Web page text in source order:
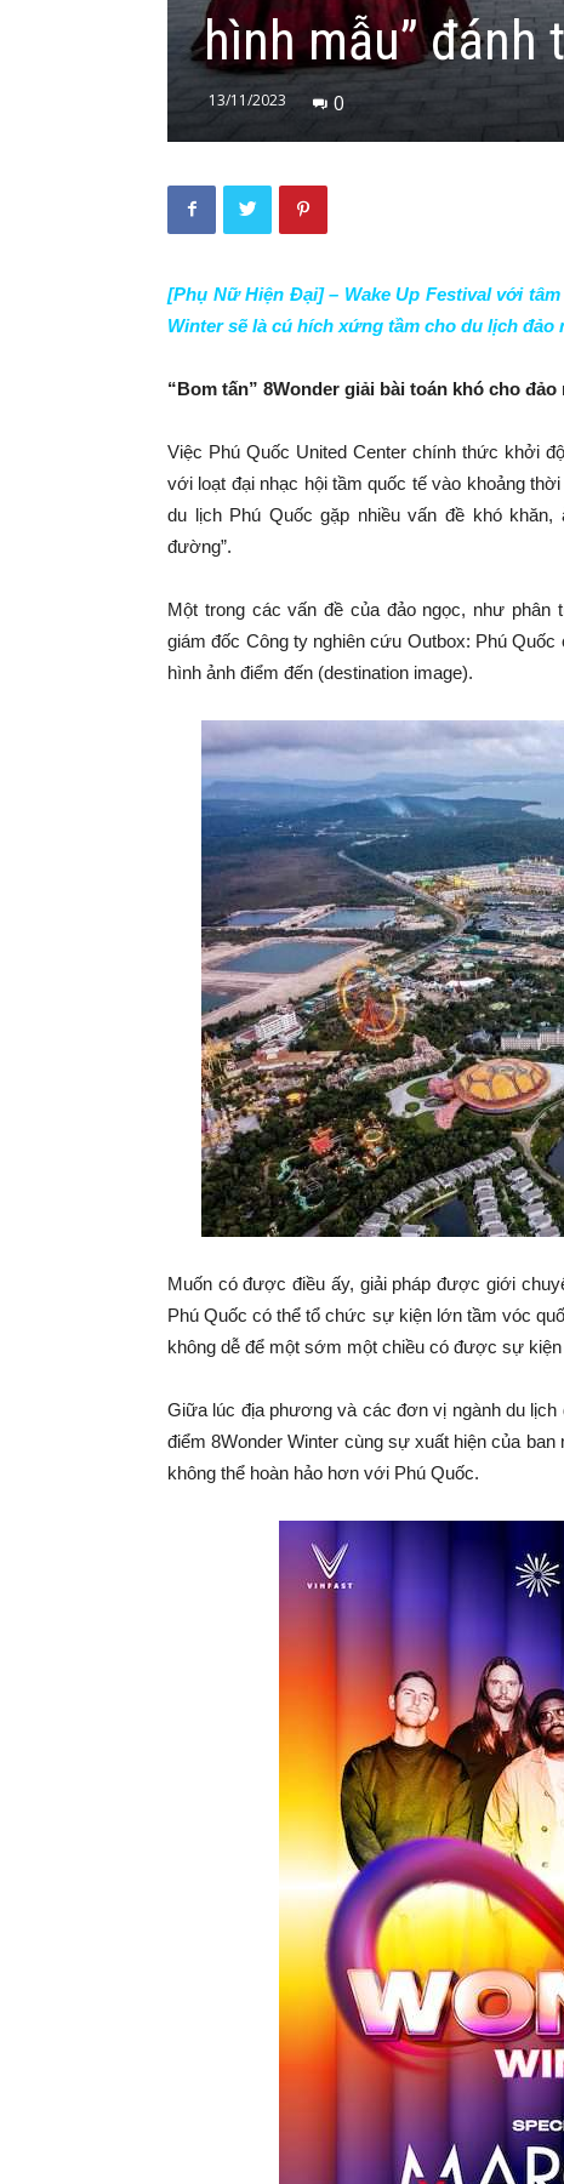
hình mẫu” đánh
13/11/2023 0
[Phụ Nữ Hiện Đại] – Wake Up Festival với
Winter sẽ là cú hích xứng tầm cho du lịch
“Bom tấn” 8Wonder giải bài toán khó cho đảo
Việc Phú Quốc United Center chính thức khởi
với loạt đại nhạc hội tầm quốc tế vào khoảng
du lịch Phú Quốc gặp nhiều vấn đề khó
đường”.
Một trong các vấn đề của đảo ngọc, như
giám đốc Công ty nghiên cứu Outbox: Phú
hình ảnh điểm đến (destination image).
Muốn có được điều ấy, giải pháp được giới
Phú Quốc có thể tổ chức sự kiện lớn tầm vóc
không dễ để một sớm một chiều có được sự
Giữa lúc địa phương và các đơn vị ngành du
điểm 8Wonder Winter cùng sự xuất hiện của ban
không thể hoàn hảo hơn với Phú Quốc.